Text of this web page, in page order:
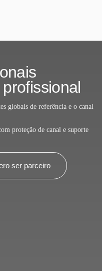
globais de referência e o canal
proteção de canal e suporte
ser parceiro